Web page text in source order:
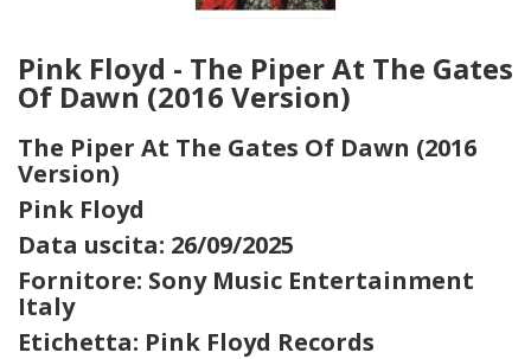
Pink Floyd - The Piper At The Gates
Of Dawn (2016 Version)
The Piper At The Gates Of Dawn (2016
Version)
Pink Floyd
Data uscita: 26/09/2025
Fornitore: Sony Music Entertainment
Italy
Etichetta: Pink Floyd Records